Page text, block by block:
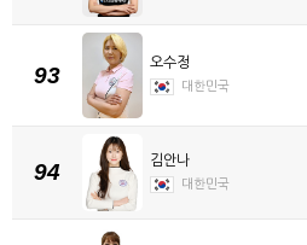
93 오수정
대한민국
94 김안나
대한민국